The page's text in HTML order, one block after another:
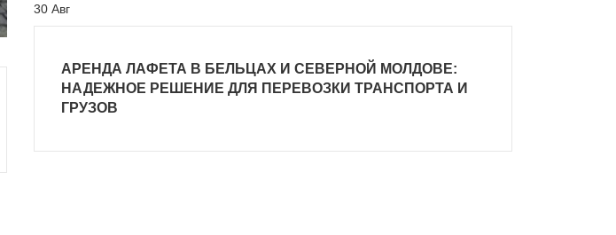
30 Авг
АРЕНДА ЛАФЕТА В БЕЛЬЦАХ И СЕВЕРНОЙ МОЛДОВЕ:
НАДЕЖНОЕ РЕШЕНИЕ ДЛЯ ПЕРЕВОЗКИ ТРАНСПОРТА И
ГРУЗОВ